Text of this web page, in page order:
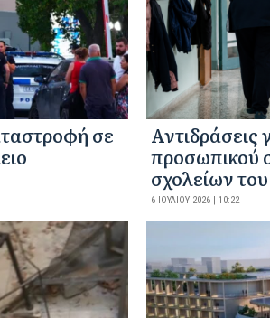
σε
Αντιδράσεις
προσωπικού
σχολείων
6 ΙΟΥΛΊΟΥ 2026 | 10:22